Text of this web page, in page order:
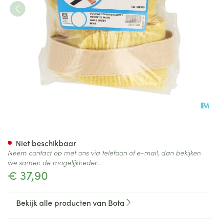
€ 37,90
Niet beschikbaar
Neem contact op met ons via telefoon of e-mail, dan bekijken
we samen de mogelijkheden.
Bekijk alle producten van Bota